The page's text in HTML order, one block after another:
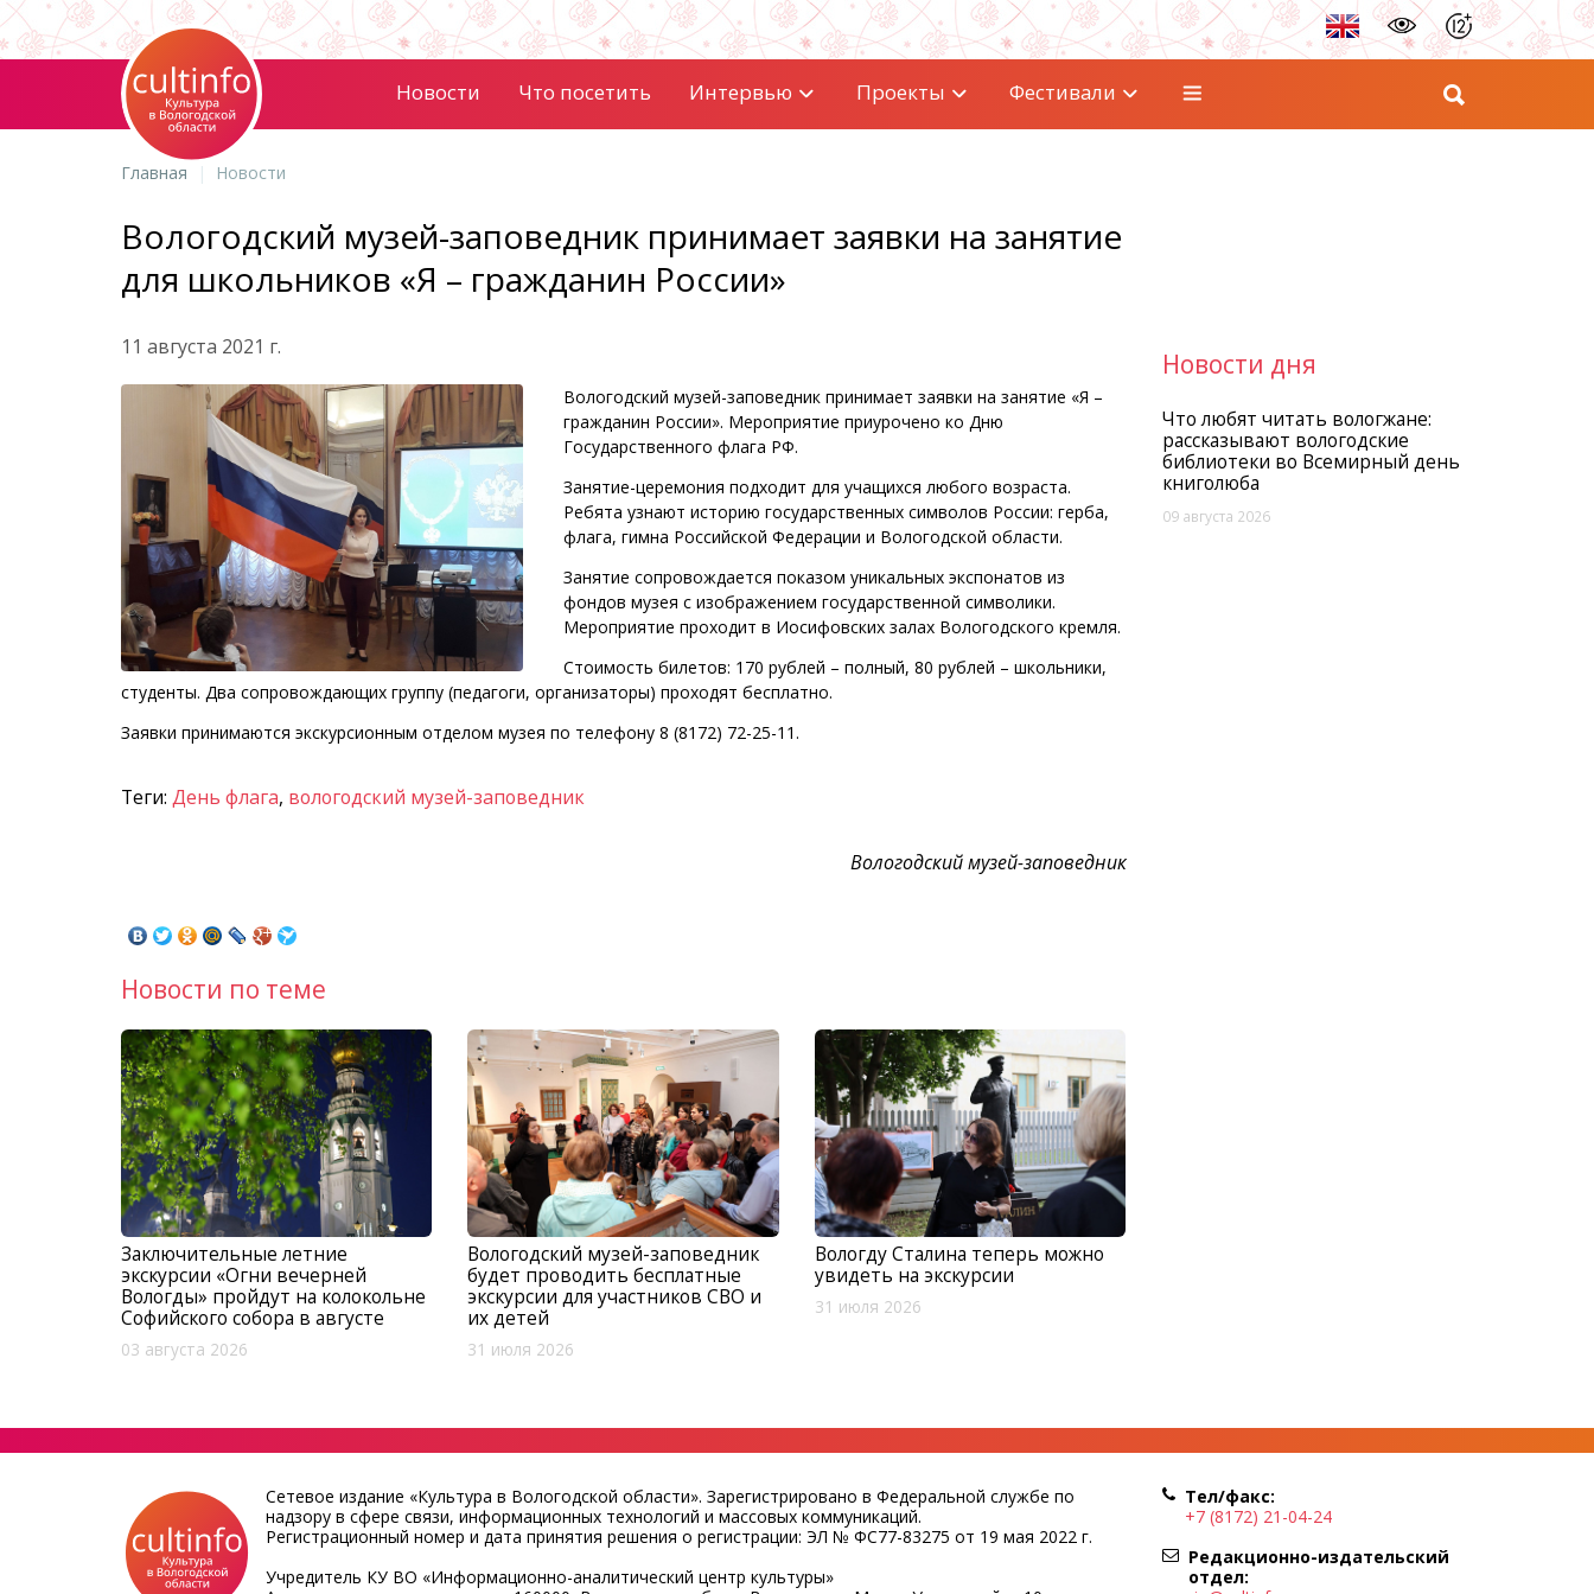
Новости Что посетить Интервью Проекты Фестивали
Главная Новости
Вологодский музей-заповедник принимает заявки на занятие
для школьников «Я – гражданин России»
11 августа 2021 г.
Вологодский музей-заповедник принимает заявки на занятие «Я –
гражданин России». Мероприятие приурочено ко Дню
Государственного флага РФ.
Занятие-церемония подходит для учащихся любого возраста.
Ребята узнают историю государственных символов России: герба,
флага, гимна Российской Федерации и Вологодской области.
Занятие сопровождается показом уникальных экспонатов из
фондов музея с изображением государственной символики.
Мероприятие проходит в Иосифовских залах Вологодского кремля.
Стоимость билетов: 170 рублей – полный, 80 рублей – школьники,
студенты. Два сопровождающих группу (педагоги, организаторы) проходят бесплатно.
Заявки принимаются экскурсионным отделом музея по телефону 8 (8172) 72-25-11.
Теги: День флага, вологодский музей-заповедник
Вологодский музей-заповедник
Новости по теме
Заключительные летние
экскурсии «Огни вечерней
Вологды» пройдут на колокольне
Софийского собора в августе
03 августа 2026
Вологодский музей-заповедник
будет проводить бесплатные
экскурсии для участников СВО и
их детей
31 июля 2026
Вологду Сталина теперь можно
увидеть на экскурсии
31 июля 2026
Новости дня
Что любят читать вологжане:
рассказывают вологодские
библиотеки во Всемирный день
книголюба
09 августа 2026
Сетевое издание «Культура в Вологодской области». Зарегистрировано в Федеральной службе по
надзору в сфере связи, информационных технологий и массовых коммуникаций.
Регистрационный номер и дата принятия решения о регистрации: ЭЛ № ФС77-83275 от 19 мая 2022 г.
Учредитель КУ ВО «Информационно-аналитический центр культуры»
Тел/факс:
+7 (8172) 21-04-24
Редакционно-издательский
отдел: